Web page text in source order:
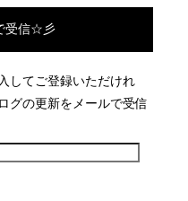
受信☆彡
してご登録いただけれ
グの更新をメールで受信